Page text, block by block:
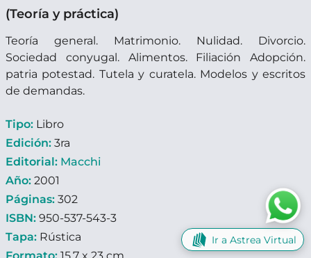
(Teoría y práctica)
Teoría general. Matrimonio. Nulidad. Divorcio.
Sociedad conyugal. Alimentos. Filiación Adopción.
patria potestad. Tutela y curatela. Modelos y escritos
de demandas.
Tipo: Libro
Edición: 3ra
Editorial: Macchi
Año: 2001
Páginas: 302
ISBN: 950-537-543-3
Tapa: Rústica
Ir a Astrea Virtual